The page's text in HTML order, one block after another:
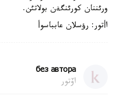
ورئننان كورئنگةن بولاتئن.
اأتور: رؤسلان عابباسوأ
без автора
اۆتور